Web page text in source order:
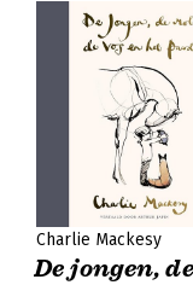
Charlie Mackesy
De jongen,